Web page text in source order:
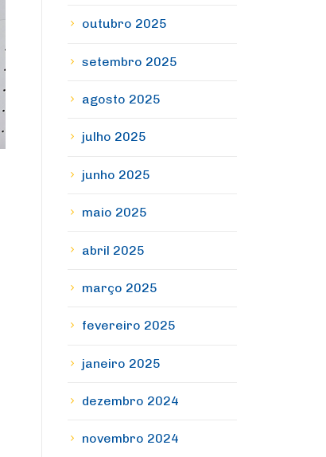
outubro 2025
setembro 2025
agosto 2025
julho 2025
junho 2025
maio 2025
abril 2025
março 2025
fevereiro 2025
janeiro 2025
dezembro 2024
novembro 2024